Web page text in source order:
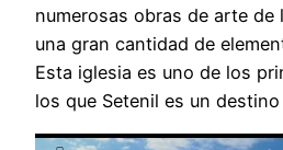
numerosas obras de arte de
una gran cantidad de
Esta iglesia es uno de los
los que Setenil es un